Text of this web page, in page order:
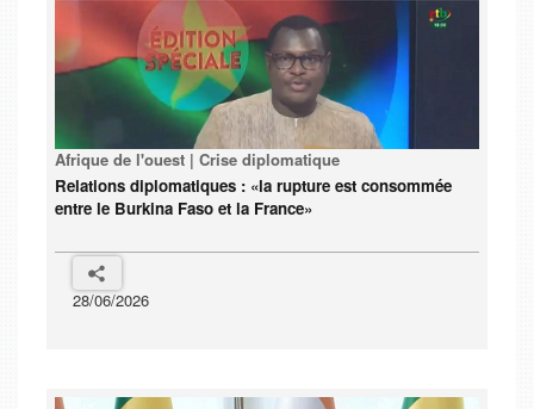
Afrique de l'ouest | Crise diplomatique
Relations diplomatiques : «la rupture est consommée
entre le Burkina Faso et la France»
28/06/2026